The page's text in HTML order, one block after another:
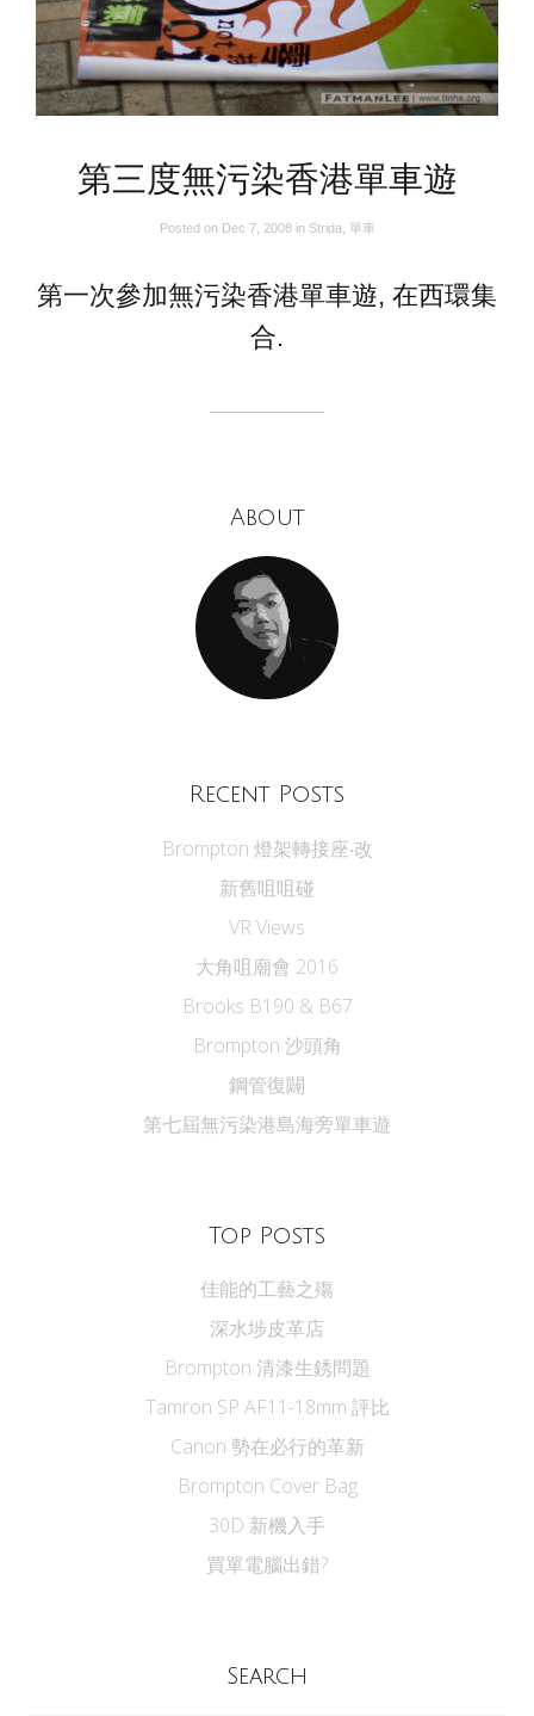
第三度無污染香港單車遊
Posted on Dec 7, 2008 in Strida 單車
第一次參加無污染香港單車遊, 在西環集
合.
About
Recent Posts
Brompton 燈架轉接座‧改
新舊咀咀碰
VR Views
大角咀廟會 2016
Brooks B190 & B67
Brompton 沙頭角
鋼管復闢
第七屆無污染港島海旁單車遊
Top Posts
佳能的工藝之殤
深水埗皮革店
Brompton 清漆生銹問題
Tamron SP AF11-18mm 評比
Canon 勢在必行的革新
Brompton Cover Bag
30D 新機入手
買單電腦出錯?
Search